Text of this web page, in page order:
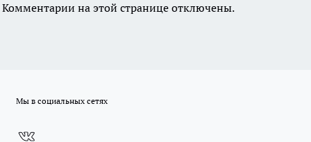
Комментарии на этой странице отключены.
Мы в социальных сетях